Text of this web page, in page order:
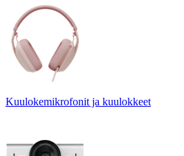
Kuulokemikrofonit ja kuulokkeet